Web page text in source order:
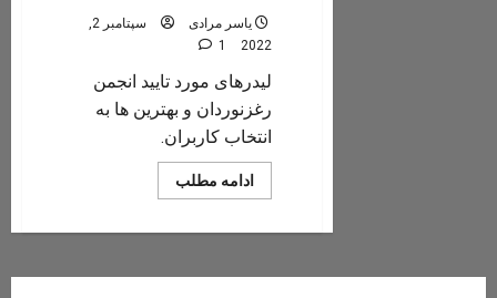
یاسر مرادی
سپتامبر 2,
2022
1
لیدرهای مورد تایید انجمن
رغزنوردان و بهترین ها به
انتخاب کاربران.
ادامه مطلب
more